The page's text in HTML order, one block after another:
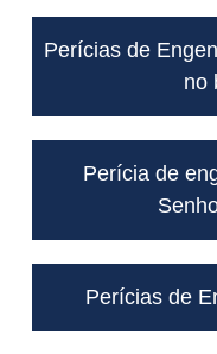
Perícias de
no
Perícia de
Perícias de